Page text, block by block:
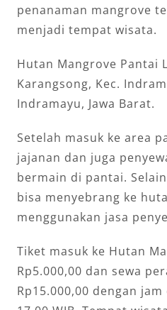
penanaman mangrove
menjadi tempat wisata.
Hutan Mangrove Pantai
Karangsong, Kec.
Indramayu, Jawa Barat.
Setelah masuk ke area
jajanan dan juga
bermain di pantai.
bisa menyebrang ke
menggunakan jasa
Tiket masuk ke Hutan
Rp5.000,00 dan sewa
Rp15.000,00 dengan